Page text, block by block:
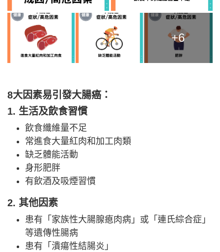
+6
8大因素易引發大腸癌：
1. 生活及飲食習慣
飲食纖維量不足
常進食大量紅肉和加工肉類
缺乏體能活動
身形肥胖
有飲酒及吸煙習慣
2. 其他因素
患有「家族性大腸腺瘜肉病」或「連氏綜合症」
等遺傳性腸病
患有「潰瘍性結腸炎」